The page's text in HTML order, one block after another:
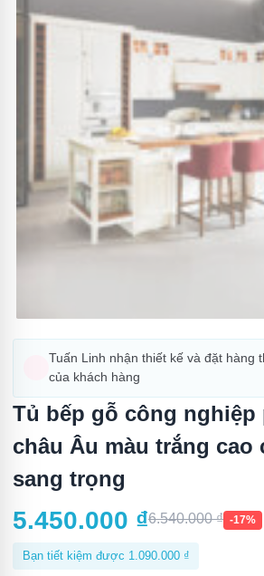
Tuấn Linh nhận thiết kế và đặt hàng
của khách hàng
Tủ bếp gỗ công nghiệp
châu Âu màu trắng cao
sang trọng
5.450.000 ₫6.540.000₫ -17%
Bạn tiết kiệm được 1.090.000 ₫